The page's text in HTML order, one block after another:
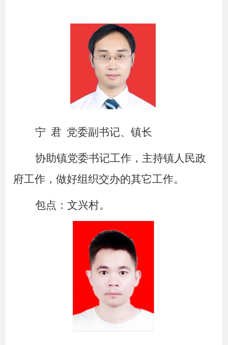
宁 君 党委副书记、镇长
协助镇党委书记工作，主持镇人民政
府工作，做好组织交办的其它工作。
包点：文兴村。